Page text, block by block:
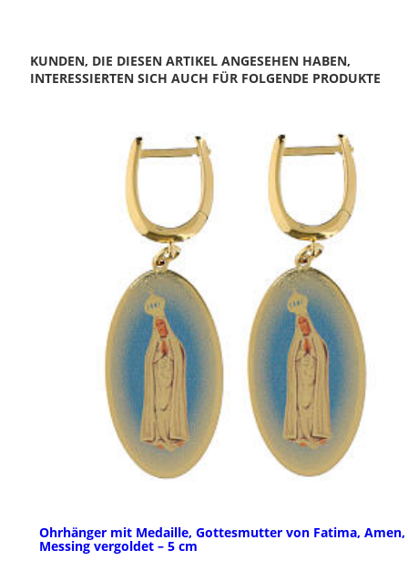
KUNDEN, DIE DIESEN ARTIKEL ANGESEHEN HABEN,
INTERESSIERTEN SICH AUCH FÜR FOLGENDE PRODUKTE
Ohrhänger mit Medaille, Gottesmutter von Fatima, Amen,
Messing vergoldet – 5 cm